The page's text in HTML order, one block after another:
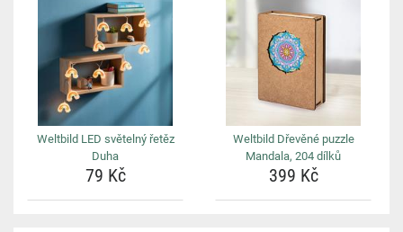
Weltbild LED světelný řetěz
Duha
79 Kč
Weltbild Dřevěné puzzle
Mandala, 204 dílků
399 Kč